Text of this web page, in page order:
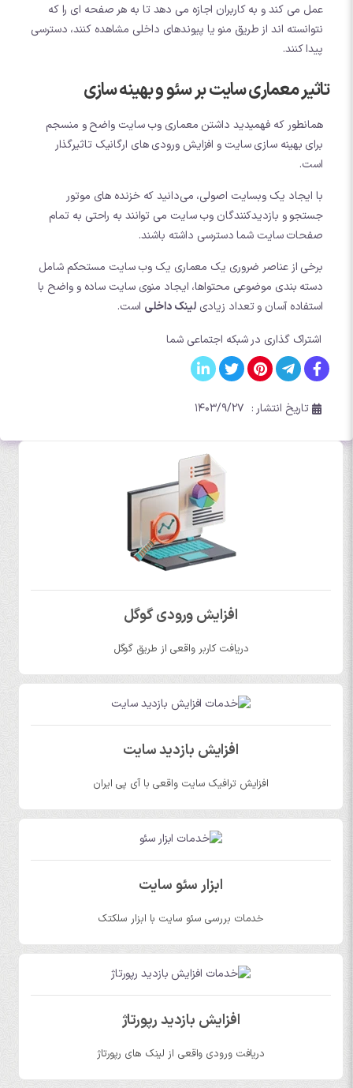
عمل می کند و به کاربران اجازه می دهد تا به هر صفحه ای را که
نتوانسته اند از طریق منو یا پیوندهای داخلی مشاهده کنند، دسترسی
پیدا کنند.
تاثیر معماری سایت بر سئو و بهینه سازی
همانطور که فهمیدید داشتن معماری وب سایت واضح و منسجم
برای بهینه سازی سایت و افزایش ورودی های ارگانیک تاثیرگذار
است.
با ایجاد یک وبسایت اصولی، می‌دانید که خزنده های موتور
جستجو و بازدیدکنندگان وب سایت می توانند به راحتی به تمام
صفحات سایت شما دسترسی داشته باشند.
برخی از عناصر ضروری یک معماری یک وب سایت مستحکم شامل
دسته بندی موضوعی محتواها، ایجاد منوی سایت ساده و واضح با
استفاده آسان و تعداد زیادیلینک داخلی است.
اشتراک گذاری در شبکه اجتماعی شما
تاریخ انتشار : ۱۴۰۳/۹/۲۷
افزایش ورودی گوگل
دریافت کاربر واقعی از طریق گوگل
افزایش بازدید سایت
افزایش ترافیک سایت واقعی با آی پی ایران
ابزار سئو سایت
خدمات بررسی سئو سایت با ابزار سلکتک
افزایش بازدید رپورتاژ
دریافت ورودی واقعی از لینک های رپورتاژ